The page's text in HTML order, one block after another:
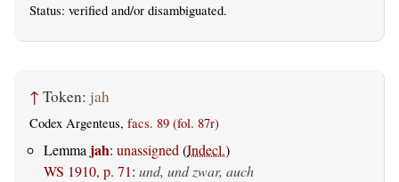
Status: verified and/or disambiguated.
↑ Token: jah
Codex Argenteus, facs. 89 (fol. 87r)
Lemma jah: unassigned (Indecl.)
WS 1910, p. 71: und, und zwar, auch